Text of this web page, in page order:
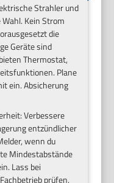
Strahler und
Kein Strom
die
Geräte sind
Thermostat,
Plane
ein. Absicherung
Verbessere
entzündlicher
wenn du
Mindestabstände
Lass bei
prüfen.